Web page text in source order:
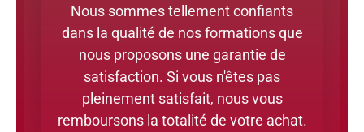
Nous sommes tellement confiants
dans la qualité de nos formations que
nous proposons une garantie de
satisfaction. Si vous n'êtes pas
pleinement satisfait, nous vous
remboursons la totalité de votre achat.